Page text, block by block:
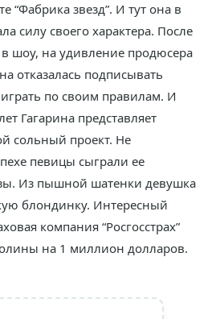
“Фабрика звезд”. И тут она в
силу своего характера. После
шоу, на удивление продюсера
отказалась подписывать
по своим правилам. И
Гагарина представляет
сольный проект. Не
певицы сыграли ее
Из пышной шатенки девушка
блондинку. Интересный
компания “Росгосстрах”
на 1 миллион долларов.